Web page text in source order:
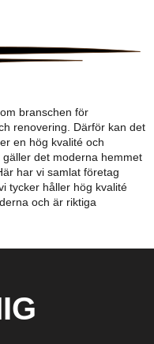
branschen för
renovering. Därför kan det
en hög kvalité och
det moderna hemmet
har vi samlat företag
tycker håller hög kvalité
och är riktiga